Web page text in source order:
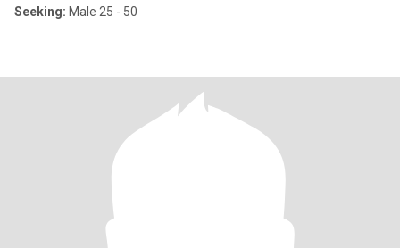
Seeking: Male 25 - 50